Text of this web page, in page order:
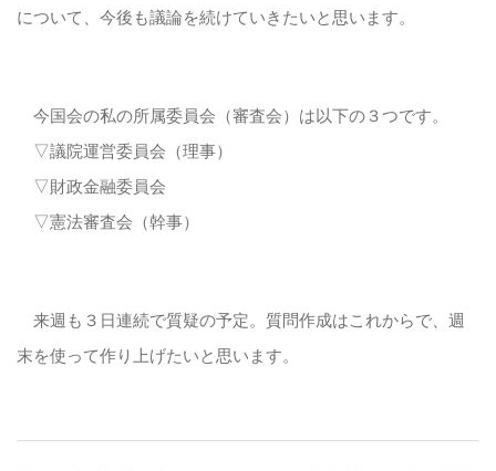
について、今後も議論を続けていきたいと思います。
今国会の私の所属委員会（審査会）は以下の３つです。
▽議院運営委員会（理事）
▽財政金融委員会
▽憲法審査会（幹事）
来週も３日連続で質疑の予定。質問作成はこれからで、週
末を使って作り上げたいと思います。